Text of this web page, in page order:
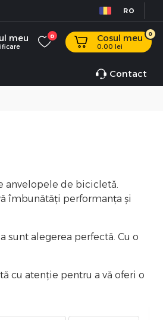
RO
meu 0 Cosul meu
0.00 lei
0
Contact
anvelopele de bicicletă.
îmbunătăți performanța și
sunt alegerea perfectă. Cu o
cu atenție pentru a vă oferi o